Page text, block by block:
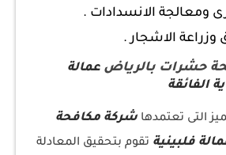
ومعالجة الانسدادات .
وزراعة الاشجار .
حشرات بالرياض عمالة
الفائقة
التى تعتمدهاشركة مكافحة
فلبينية تقوم بتحقيق المعادلة